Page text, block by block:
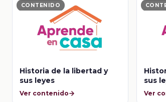
CONTENIDO
Historia de la libertad y
sus leyes
Ver contenido
sus
Ver